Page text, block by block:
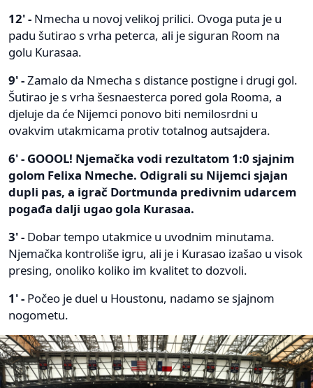
12' - Nmecha u novoj velikoj prilici. Ovoga puta je u
padu šutirao s vrha peterca, ali je siguran Room na
golu Kurasaa.
9' -Zamalo da Nmecha s distance postigne i drugi gol.
Šutirao je s vrha šesnaesterca pored gola Rooma, a
djeluje da će Nijemci ponovo biti nemilosrdni u
ovakvim utakmicama protiv totalnog autsajdera.
6' - GOOOL! Njemačka vodi rezultatom 1:0 sjajnim
golom Felixa Nmeche. Odigrali su Nijemci sjajan
dupli pas, a igrač Dortmunda predivnim udarcem
pogađa dalji ugao gola Kurasaa.
3' - Dobar tempo utakmice u uvodnim minutama.
Njemačka kontroliše igru, ali je i Kurasao izašao u visok
presing, onoliko koliko im kvalitet to dozvoli.
1' - Počeo je duel u Houstonu, nadamo se sjajnom
nogometu.